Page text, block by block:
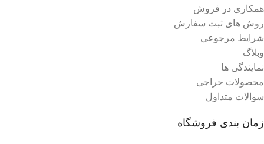
همکاری در فروش
روش های ثبت سفارش
شرایط مرجوعی
وبلاگ
نمایندگی ها
محصولات حراجی
سوالات متداول
زمان بندی فروشگاه